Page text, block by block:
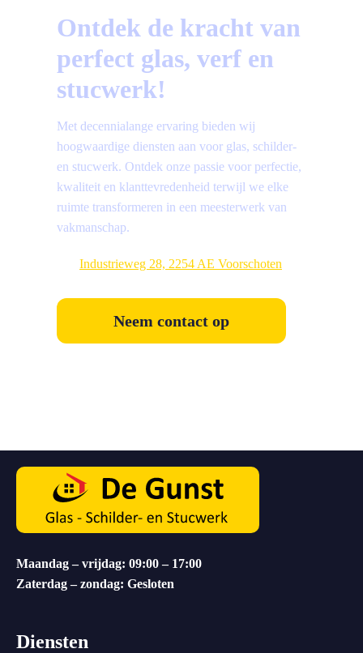
Ontdek de kracht van
perfect glas, verf en
stucwerk!
Met decennialange ervaring bieden wij
hoogwaardige diensten aan voor glas, schilder-
en stucwerk. Ontdek onze passie voor perfectie,
kwaliteit en klanttevredenheid terwijl we elke
ruimte transformeren in een meesterwerk van
vakmanschap.
Industrieweg 28, 2254 AE Voorschoten
Neem contact op
Maandag – vrijdag: 09:00 – 17:00
Zaterdag – zondag: Gesloten
Diensten